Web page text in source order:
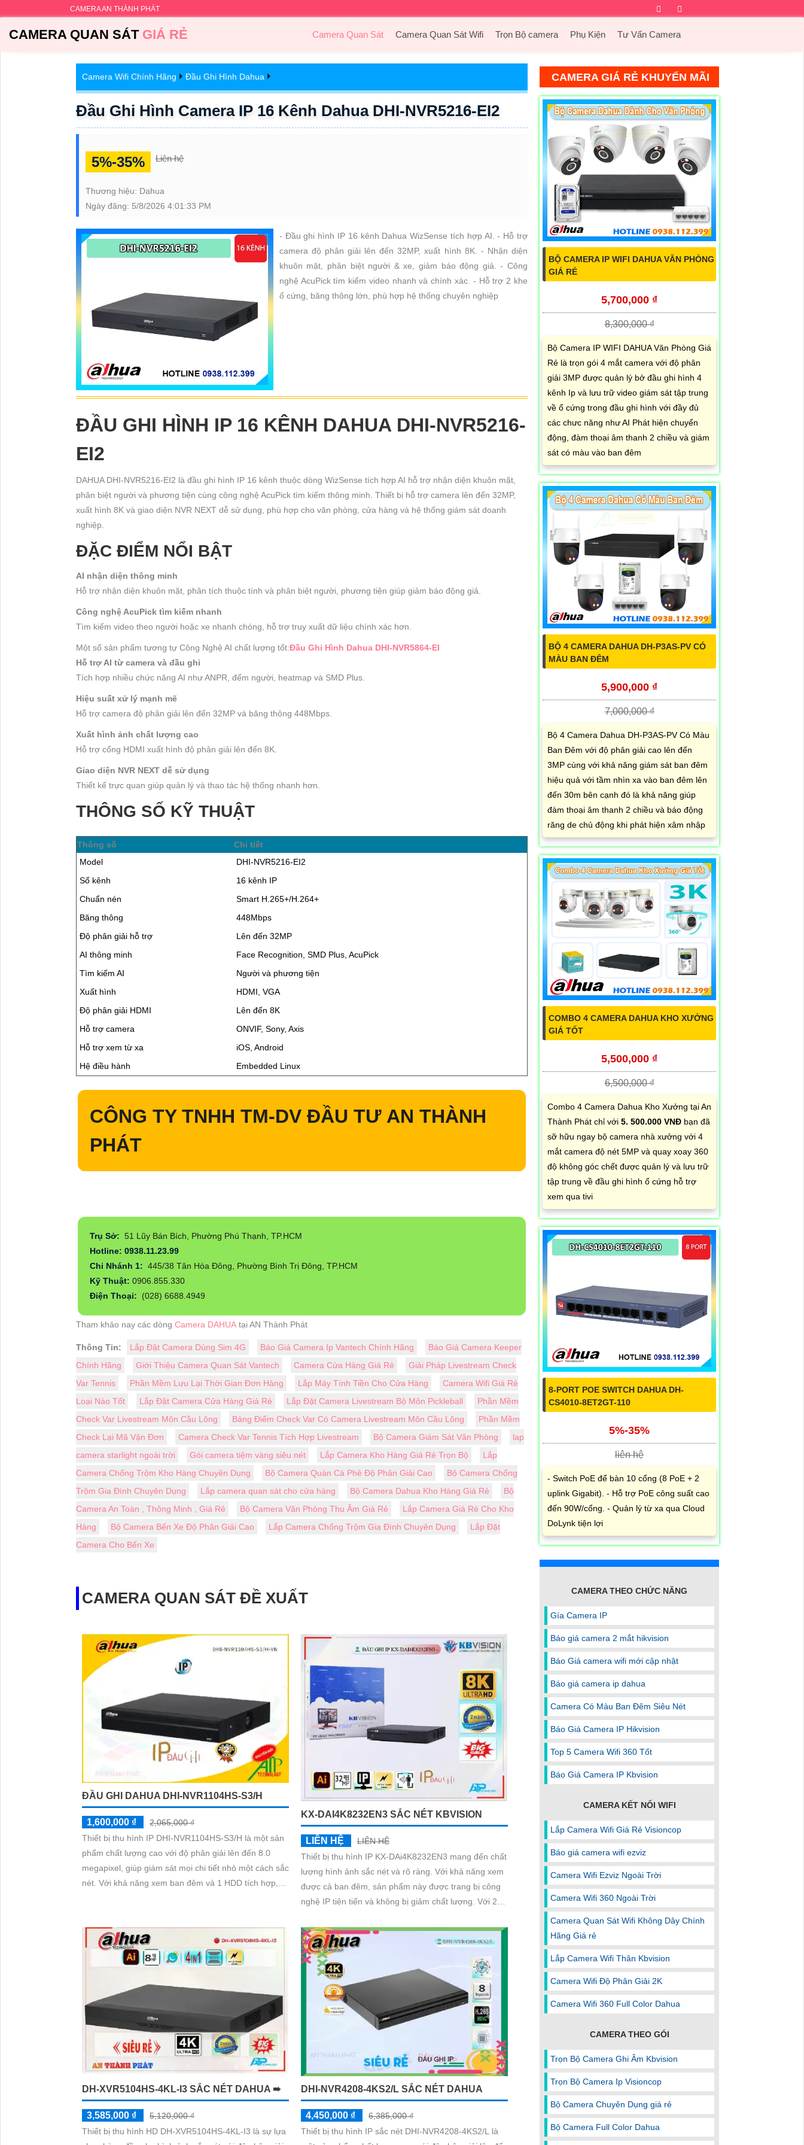
CAMERA AN THÀNH PHÁT Facebook
CAMERA QUAN SÁTGIÁ RẺ Camera Quan Sát Camera Quan Sát Wifi Trọn Bộ camera Phụ Kiện Tư Vấn Camera
Camera Wifi Chính Hãng Đầu Ghi Hình Dahua
Đầu Ghi Hình Camera IP 16 Kênh Dahua DHI-NVR5216-EI2
5%-35% Liên hệ
Thương hiệu: Dahua
Ngày đăng: 5/8/2026 4:01:33 PM
- Đầu ghi hình IP 16 kênh Dahua WizSense tích hợp AI. - Hỗ trợ
camera độ phân giải lên đến 32MP, xuất hình 8K. - Nhận diện
khuôn mặt, phân biệt người & xe, giảm báo động giả. - Công
nghệ AcuPick tìm kiếm video nhanh và chính xác. - Hỗ trợ 2 khe
ổ cứng, băng thông lớn, phù hợp hệ thống chuyên nghiệp
ĐẦU GHI HÌNH IP 16 KÊNH DAHUA DHI-NVR5216-
EI2
DAHUA DHI-NVR5216-EI2 là đầu ghi hình IP 16 kênh thuộc dòng WizSense tích hợp AI hỗ trợ nhận diện khuôn mặt,
phân biệt người và phương tiện cùng công nghệ AcuPick tìm kiếm thông minh. Thiết bị hỗ trợ camera lên đến 32MP,
xuất hình 8K và giao diện NVR NEXT dễ sử dụng, phù hợp cho văn phòng, cửa hàng và hệ thống giám sát doanh
nghiệp.
ĐẶC ĐIỂM NỔI BẬT
AI nhận diện thông minh
Hỗ trợ nhận diện khuôn mặt, phân tích thuộc tính và phân biệt người, phương tiện giúp giảm báo động giả.
Công nghệ AcuPick tìm kiếm nhanh
Tìm kiếm video theo người hoặc xe nhanh chóng, hỗ trợ truy xuất dữ liệu chính xác hơn.
Một số sản phẩm tương tự Công Nghệ AI chất lượng tốt:Đầu Ghi Hình Dahua DHI-NVR5864-EI
Hỗ trợ AI từ camera và đầu ghi
Tích hợp nhiều chức năng AI như ANPR, đếm người, heatmap và SMD Plus.
Hiệu suất xử lý mạnh mẽ
Hỗ trợ camera độ phân giải lên đến 32MP và băng thông 448Mbps.
Xuất hình ảnh chất lượng cao
Hỗ trợ cổng HDMI xuất hình độ phân giải lên đến 8K.
Giao diện NVR NEXT dễ sử dụng
Thiết kế trực quan giúp quản lý và thao tác hệ thống nhanh hơn.
THÔNG SỐ KỸ THUẬT
Thông số
Chi tiết
Model
DHI-NVR5216-EI2
Số kênh
16 kênh IP
Chuẩn nén
Smart H.265+/H.264+
Băng thông
448Mbps
Độ phân giải hỗ trợ
Lên đến 32MP
AI thông minh
Face Recognition, SMD Plus, AcuPick
Tìm kiếm AI
Người và phương tiện
Xuất hình
HDMI, VGA
Độ phân giải HDMI
Lên đến 8K
Hỗ trợ camera
ONVIF, Sony, Axis
Hỗ trợ xem từ xa
iOS, Android
Hệ điều hành
Embedded Linux
CÔNG TY TNHH TM-DV ĐẦU TƯ AN THÀNH
PHÁT
Trụ Sở: 51 Lũy Bán Bích, Phường Phú Thạnh, TP.HCM
Hotline: 0938.11.23.99
Chi Nhánh 1: 445/38 Tân Hòa Đông, Phường Bình Trị Đông, TP.HCM
Kỹ Thuật: 0906.855.330
Điện Thoại:
(028) 6688.4949
Tham khảo nay các dòng Camera DAHUA tại AN Thành Phát
Thông Tin: Lắp Đặt Camera Dùng Sim 4G Báo Giá Camera Ip Vantech Chính Hãng
Báo Giá Camera Keeper
Chính Hãng
Giới Thiệu Camera Quan Sát Vantech Camera Cửa Hàng Giá Rẻ
Giải Pháp Livestream Check
Var Tennis
Phần Mềm Lưu Lại Thời Gian Đơn Hàng Lắp Máy Tính Tiền Cho Cửa Hàng
Camera Wifi Giá Rẻ
Loại Nào Tốt
Lắp Đặt Camera Cửa Hàng Giá Rẻ Lắp Đặt Camera Livestream Bộ Môn Pickleball
Phần Mềm
Check Var Livestream Môn Cầu Lông
Bảng Điểm Check Var Có Camera Livestream Môn Cầu Lông
Phần Mềm
Check Lại Mã Vận Đơn
Camera Check Var Tennis Tích Hợp Livestream Bộ Camera Giám Sát Văn Phòng
lap
camera starlight ngoài trời
Gói camera tiệm vàng siêu nét Lắp Camera Kho Hàng Giá Rẻ Trọn Bộ
Lắp
Camera Chống Trộm Kho Hàng Chuyên Dụng
Bộ Camera Quán Cà Phê Độ Phân Giải Cao
Bộ Camera Chống
Trộm Gia Đình Chuyên Dụng
Lắp camera quan sát cho cửa hàng Bộ Camera Dahua Kho Hàng Giá Rẻ
Bộ
Camera An Toàn , Thông Minh , Giá Rẻ
Bộ Camera Văn Phòng Thu Âm Giá Rẻ
Lắp Camera Giá Rẻ Cho Kho
Hàng
Bộ Camera Bến Xe Độ Phân Giải Cao Lắp Camera Chống Trộm Gia Đình Chuyên Dụng
Lắp Đặt
Camera Cho Bến Xe
CAMERA QUAN SÁT ĐỀ XUẤT
ĐẦU GHI DAHUA DHI-NVR1104HS-S3/H
1,600,000 ₫
2,065,000 ₫
Thiết bị thu hình IP DHI-NVR1104HS-S3/H là một sản
phẩm chất lượng cao với độ phân giải lên đến 8.0
megapixel, giúp giám sát mọi chi tiết nhỏ một cách sắc
nét. Với khả năng xem ban đêm và 1 HDD tích hợp,
KX-DAI4K8232EN3 SẮC NÉT KBVISION
LIÊN HỆ
LIÊN HỆ
Thiết bị thu hình IP KX-DAi4K8232EN3 mang đến chất
lượng hình ảnh sắc nét và rõ ràng. Với khả năng xem
được cả ban đêm, sản phẩm này được trang bị công
nghệ IP tiên tiến và không bị giảm chất lượng. Với 2
có thiết kế nhỏ gọn và ấn tượng, phù hợp cho các
công trình đòi hỏi sự chuyên nghiệp và hiện đại.
DH-XVR5104HS-4KL-I3 SẮC NÉT DAHUA ➠
3,585,000 ₫
5,120,000 ₫
Thiết bị thu hình HD DH-XVR5104HS-4KL-I3 là sự lựa
DHI-NVR4208-4KS2/L SẮC NÉT DAHUA
4,450,000 ₫
6,385,000 ₫
Thiết bị thu hình IP sắc nét DHI-NVR4208-4KS2/L là
CAMERA GIÁ RẺ KHUYẾN MÃI
BỘ CAMERA IP WIFI DAHUA VĂN PHÒNG
GIÁ RẺ
5,700,000 ₫
8,300,000 ₫
Bộ Camera IP WIFI DAHUA Văn Phòng Giá
Rẻ là trọn gói 4 mắt camera với độ phân
giải 3MP được quản lý bở đầu ghi hình 4
kênh Ip và lưu trữ video giám sát tập trung
về ổ cứng trong đầu ghi hình với đầy đủ
các chưc năng như AI Phát hiện chuyển
động, đàm thoại âm thanh 2 chiều và giám
sát có màu vào ban đêm
BỘ 4 CAMERA DAHUA DH-P3AS-PV CÓ
MÀU BAN ĐÊM
5,900,000 ₫
7,000,000 ₫
Bộ 4 Camera Dahua DH-P3AS-PV Có Màu
Ban Đêm với độ phân giải cao lên đến
3MP cùng với khả năng giám sát ban đêm
hiệu quả với tầm nhìn xa vào ban đêm lên
đến 30m bên cạnh đó là khả năng giúp
đàm thoại âm thanh 2 chiều và báo động
răng de chủ động khi phát hiện xâm nhập
COMBO 4 CAMERA DAHUA KHO XƯỞNG
GIÁ TỐT
5,500,000 ₫
6,500,000 ₫
Combo 4 Camera Dahua Kho Xưởng tại An
Thành Phát chỉ với 5. 500.000 VNĐ bạn đã
sỡ hữu ngay bộ camera nhà xưởng với 4
mắt camera độ nét 5MP và quay xoay 360
độ không góc chết được quản lý và lưu trữ
tập trung về đầu ghi hình ổ cứng hỗ trợ
xem qua tivi
8-PORT POE SWITCH DAHUA DH-
CS4010-8ET2GT-110
5%-35%
liên hệ
- Switch PoE để bàn 10 cổng (8 PoE + 2
uplink Gigabit). - Hỗ trợ PoE công suất cao
đến 90W/cổng. - Quản lý từ xa qua Cloud
DoLynk tiện lợi
CAMERA THEO CHỨC NĂNG
Gía Camera IP
Báo giá camera 2 mắt hikvision
Báo Giá camera wifi mới cập nhật
Báo giá camera ip dahua
Camera Có Màu Ban Đêm Siêu Nét
Báo Giá Camera IP Hikvision
Top 5 Camera Wifi 360 Tốt
Báo Giá Camera IP Kbvision
CAMERA KẾT NỐI WIFI
Lắp Camera Wifi Giá Rẻ Visioncop
Báo giá camera wifi ezviz
Camera Wifi Ezviz Ngoài Trời
Camera Wifi 360 Ngoài Trời
Camera Quan Sát Wifi Không Dây Chính
Hãng Giá rẻ
Lắp Camera Wifi Thân Kbvision
Camera Wifi Độ Phân Giải 2K
Camera Wifi 360 Full Color Dahua
CAMERA THEO GÓI
Trọn Bộ Camera Ghi Âm Kbvision
Trọn Bộ Camera Ip Visioncop
Bộ Camera Chuyên Dụng giá rẻ
Bộ Camera Full Color Dahua